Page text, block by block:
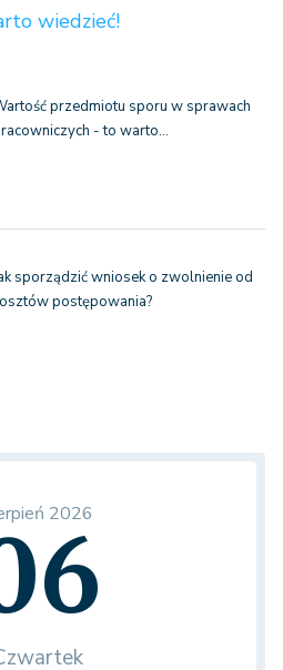
wiedzieć!
przedmiotu sporu w sprawach
- to warto…
sporządzić wniosek o zwolnienie od
postępowania?
2026